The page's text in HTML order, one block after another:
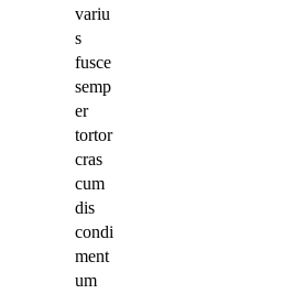
variu
s
fusce
semp
er
tortor
cras
cum
dis
condi
ment
um